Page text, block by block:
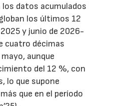
los datos acumulados
los últimos 12
y junio de 2026-
cuatro décimas
aunque
del 12 %, con
lo que supone
que en el período